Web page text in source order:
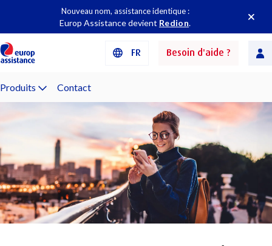
Nouveau nom, assistance identique :
Europ Assistance devient Redion.
FR Besoin d'aide ?
Produits Contact